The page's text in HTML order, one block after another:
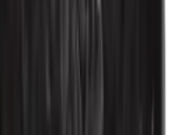
et polyvalent et se
épices que les jardins